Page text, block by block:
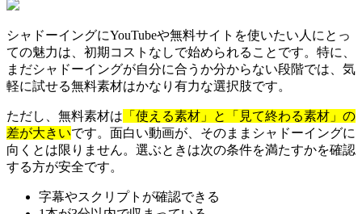
シャドーイングにYouTubeや無料サイトを使いたい人にとっ
ての魅力は、初期コストなしで始められることです。特に、
まだシャドーイングが自分に合うか分からない段階では、気
軽に試せる無料素材はかなり有力な選択肢です。
ただし、無料素材は 「使える素材」と「見て終わる素材」の
差が大きいです。面白い動画が、そのままシャドーイングに
向くとは限りません。選ぶときは次の条件を満たすかを確認
する方が安全です。
字幕やスクリプトが確認できる